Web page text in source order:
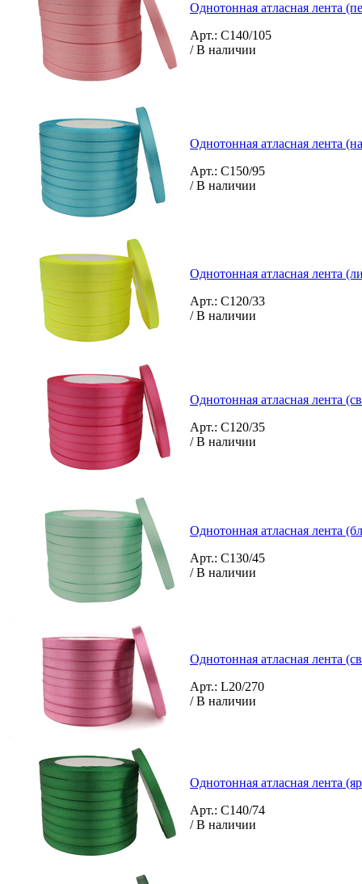
Однотонная атласная лента
Арт.: C140/105
/ В наличии
Однотонная атласная лента
Арт.: C150/95
/ В наличии
Однотонная атласная лента
Арт.: C120/33
/ В наличии
Однотонная атласная лента
Арт.: C120/35
/ В наличии
Однотонная атласная лента
Арт.: C130/45
/ В наличии
Однотонная атласная лента
Арт.: L20/270
/ В наличии
Однотонная атласная лента
Арт.: C140/74
/ В наличии